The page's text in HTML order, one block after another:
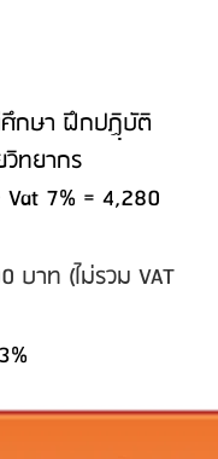
กษา ฝึกปฏฺิบัติ
วิทยากร
7% = 4,280
าท (ไม่รวม VAT